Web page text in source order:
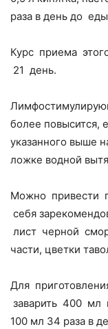
раза в день до
Курс приема
21 день.
более повысится,
указанного выше
ложке водной
Можно привести
себя
лист черной
части, цветки
Для
заварить 400 мл
100 мл 3­4 раза в